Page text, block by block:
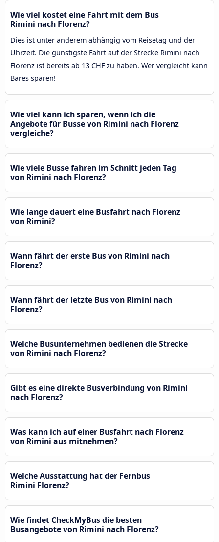
Wie viel kostet eine Fahrt mit dem Bus
Rimini nach Florenz?
Dies ist unter anderem abhängig vom Reisetag und der
Uhrzeit. Die günstigste Fahrt auf der Strecke Rimini nach
Florenz ist bereits ab 13 CHF zu haben. Wer vergleicht kann
Bares sparen!
Wie viel kann ich sparen, wenn ich die
Angebote für Busse von Rimini nach Florenz
vergleiche?
Wie viele Busse fahren im Schnitt jeden Tag
von Rimini nach Florenz?
Wie lange dauert eine Busfahrt nach Florenz
von Rimini?
Wann fährt der erste Bus von Rimini nach
Florenz?
Wann fährt der letzte Bus von Rimini nach
Florenz?
Welche Busunternehmen bedienen die Strecke
von Rimini nach Florenz?
Gibt es eine direkte Busverbindung von Rimini
nach Florenz?
Was kann ich auf einer Busfahrt nach Florenz
von Rimini aus mitnehmen?
Welche Ausstattung hat der Fernbus
Rimini Florenz?
Wie findet CheckMyBus die besten
Busangebote von Rimini nach Florenz?